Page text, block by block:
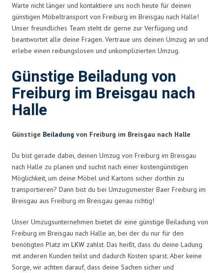
Warte nicht länger und kontaktiere uns noch heute für deinen
günstigen Möbeltransport von Freiburg im Breisgau nach Halle!
Unser freundliches Team steht dir gerne zur Verfügung und
beantwortet alle deine Fragen. Vertraue uns deinen Umzug an und
erlebe einen reibungslosen und unkomplizierten Umzug.
Günstige Beiladung von
Freiburg im Breisgau nach
Halle
Günstige Beiladung von Freiburg im Breisgau nach Halle
Du bist gerade dabei, deinen Umzug von Freiburg im Breisgau
nach Halle zu planen und suchst nach einer kostengünstigen
Möglichkeit, um deine Möbel und Kartons sicher dorthin zu
transportieren? Dann bist du bei Umzugsmeister Baer Freiburg im
Breisgau aus Freiburg im Breisgau genau richtig!
Unser Umzugsunternehmen bietet dir eine günstige Beiladung von
Freiburg im Breisgau nach Halle an, bei der du nur für den
benötigten Platz im LKW zahlst. Das heißt, dass du deine Ladung
mit anderen Kunden teilst und dadurch Kosten sparst. Aber keine
Sorge, wir achten darauf, dass deine Sachen sicher und